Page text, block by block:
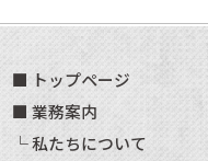
トップページ
業務案内
私たちについて